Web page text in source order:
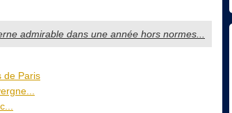
admirable dans une année hors normes...
de Paris